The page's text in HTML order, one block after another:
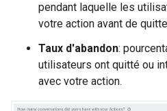
pendant laquelle les
votre action avant de
Taux d'abandon:
utilisateurs ont quitté ou
avec votre action.